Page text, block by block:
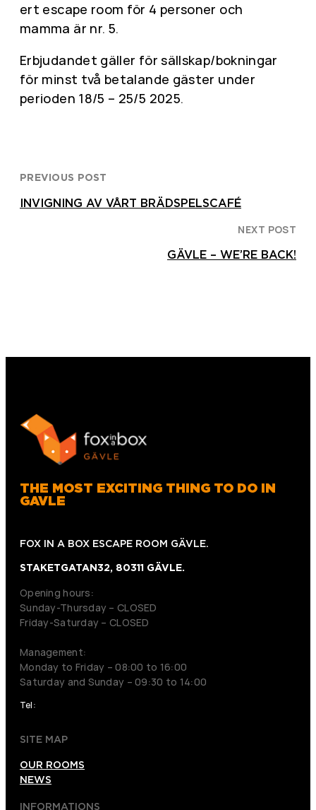
ert escape room för 4 personer och
mamma är nr. 5.
Erbjudandet gäller för sällskap/bokningar
för minst två betalande gäster under
perioden 18/5 – 25/5 2025.
PREVIOUS POST
INVIGNING AV VÅRT BRÄDSPELSCAFÉ
NEXT POST
GÄVLE – WE’RE BACK!
THE MOST EXCITING THING TO DO IN
GAVLE
FOX IN A BOX ESCAPE ROOM GÄVLE.
STAKETGATAN32, 80311 GÄVLE.
Opening hours:
Sunday-Thursday – CLOSED
Friday-Saturday – CLOSED
Management:
Monday to Friday – 08:00 to 16:00
Saturday and Sunday – 09:30 to 14:00
Tel:
SITE MAP
OUR ROOMS
NEWS
INFORMATIONS